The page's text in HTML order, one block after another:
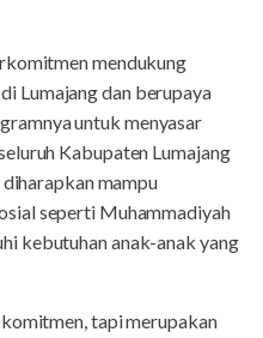
mendukung
Lumajang dan berupaya
untuk menyasar
Kabupaten Lumajang
mampu
seperti Muhammadiyah
kebutuhan anak-anak yang
tapi merupakan